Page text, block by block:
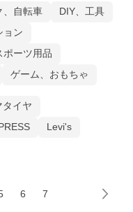
、自転車
DIY、工具
ョン
ポーツ用品
ゲーム、おもちゃ
タイヤ
Levi's
6 7